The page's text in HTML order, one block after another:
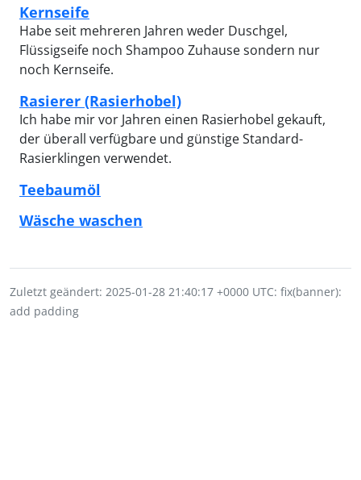
Kernseife
Habe seit mehreren Jahren weder Duschgel,
Flüssigseife noch Shampoo Zuhause sondern nur
noch Kernseife.
Rasierer (Rasierhobel)
Ich habe mir vor Jahren einen Rasierhobel gekauft,
der überall verfügbare und günstige Standard-
Rasierklingen verwendet.
Teebaumöl
Wäsche waschen
Zuletzt geändert: 2025-01-28 21:40:17 +0000 UTC: fix(banner):
add padding